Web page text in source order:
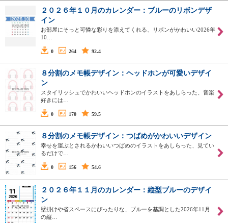
２０２６年１０月のカレンダー：ブルーのリボンデザ
イン
お部屋にそっと可憐な彩りを添えてくれる、リボンがかわいい2026年
10…
0 264 92.4
８分割のメモ帳デザイン：ヘッドホンが可愛いデザイ
ン
スタイリッシュでかわいいヘッドホンのイラストをあしらった、音楽
好きには…
0 170 59.5
８分割のメモ帳デザイン：つばめがかわいいデザイン
幸せを運ぶとされるかわいいつばめのイラストをあしらった、見てい
るだけで…
0 156 54.6
２０２６年１１月のカレンダー：縦型ブルーのデザイ
ン
壁掛けや省スペースにぴったりな、ブルーを基調とした2026年11月
の縦…